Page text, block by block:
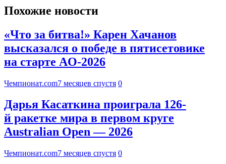
Похожие новости
«Что за битва!» Карен Хачанов
высказался о победе в пятисетовике
на старте AO-2026
Чемпионат.com7 месяцев спустя 0
Дарья Касаткина проиграла 126-
й ракетке мира в первом круге
Australian Open — 2026
Чемпионат.com7 месяцев спустя 0